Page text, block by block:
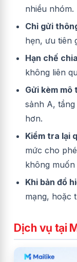
nhiều nhóm.
Chỉ gửi
hẹn, ưu tiên
Hạn chế
không liên
Gửi kèm mô
sảnh A,
hơn.
Kiểm tra lại
mức cho
không
Khi bản đồ
mạng, hoặc
Dịch vụ tại